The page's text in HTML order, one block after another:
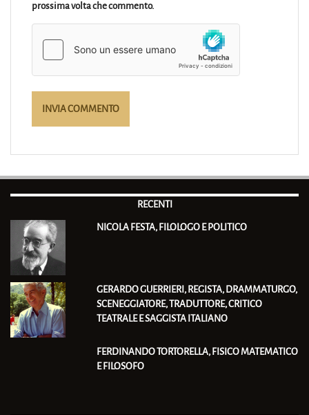
prossima volta che commento.
RECENTI
NICOLA FESTA, FILOLOGO E POLITICO
GERARDO GUERRIERI, REGISTA, DRAMMATURGO,
SCENEGGIATORE, TRADUTTORE, CRITICO
TEATRALE E SAGGISTA ITALIANO
FERDINANDO TORTORELLA, FISICO MATEMATICO
E FILOSOFO